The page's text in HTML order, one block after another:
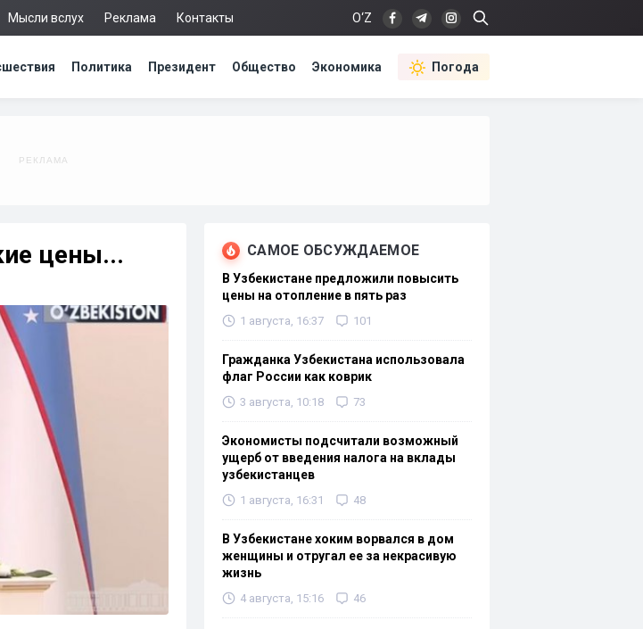
Мысли вслух Реклама Контакты O‘Z
Политика Президент Общество Экономика Погода
цены... САМОЕ ОБСУЖДАЕМОЕ
В Узбекистане предложили повысить
цены на отопление в пять раз
1 августа, 16:37 101
Гражданка Узбекистана использовала
флаг России как коврик
3 августа, 10:18 73
Экономисты подсчитали возможный
ущерб от введения налога на вклады
узбекистанцев
1 августа, 16:31 48
В Узбекистане хоким ворвался в дом
женщины и отругал ее за некрасивую
жизнь
4 августа, 15:16 46